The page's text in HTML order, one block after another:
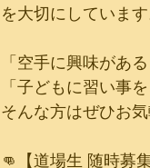
を大切にしています
「空手に興味がある
「子どもに習い事
そんな方はぜひお
👊【道場生 随時募